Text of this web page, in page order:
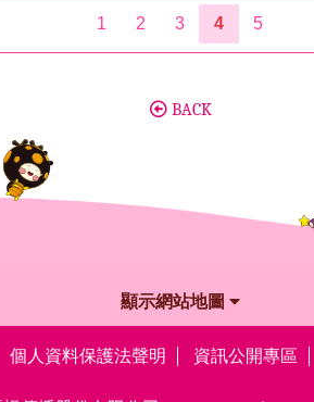
1 2 3 4 5
BACK
顯示網站地圖
個人資料保護法聲明 資訊公開專區